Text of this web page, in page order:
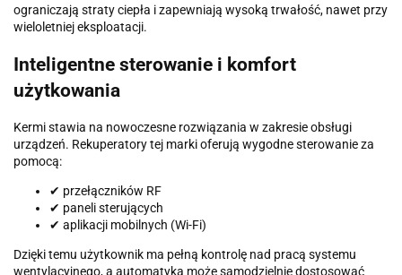
ograniczają straty ciepła i zapewniają wysoką trwałość, nawet przy
wieloletniej eksploatacji.
Inteligentne sterowanie i komfort
użytkowania
Kermi stawia na nowoczesne rozwiązania w zakresie obsługi
urządzeń. Rekuperatory tej marki oferują wygodne sterowanie za
pomocą:
✔ przełączników RF
✔ paneli sterujących
✔ aplikacji mobilnych (Wi-Fi)
Dzięki temu użytkownik ma pełną kontrolę nad pracą systemu
wentylacyjnego, a automatyka może samodzielnie dostosować